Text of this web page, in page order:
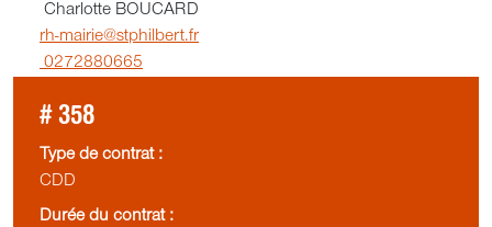
Charlotte BOUCARD
rh-mairie@stphilbert.fr
0272880665
# 358
Type de contrat :
CDD
Durée du contrat :